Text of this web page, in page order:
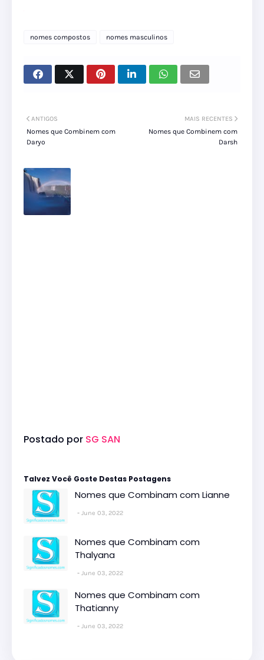
nomes compostos nomes masculinos
MAIS RECENTES
Nomes que Combinem com
Darsh
ANTIGOS
Nomes que Combinem com
Daryo
Postado por SG SAN
Talvez Você Goste Destas Postagens
Nomes que Combinam com Lianne
June 03, 2022
Nomes que Combinam com
Thalyana
June 03, 2022
Nomes que Combinam com
Thatianny
June 03, 2022